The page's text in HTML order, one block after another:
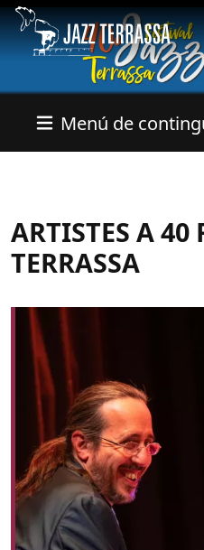
Pasar al contenido principal
Menú de
ARTISTES A 40
TERRASSA